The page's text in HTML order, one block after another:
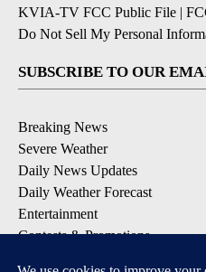
KVIA-TV FCC Public File |
Do Not Sell My Personal
SUBSCRIBE TO OUR
Breaking News
Severe Weather
Daily News Updates
Daily Weather Forecast
Entertainment
Contests & Promotions